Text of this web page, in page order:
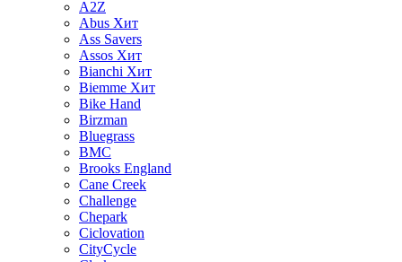
A2Z
Abus Хит
Ass Savers
Assos Хит
Bianchi Хит
Biemme Хит
Bike Hand
Birzman
Bluegrass
BMC
Brooks England
Cane Creek
Challenge
Chepark
Ciclovation
CityCycle